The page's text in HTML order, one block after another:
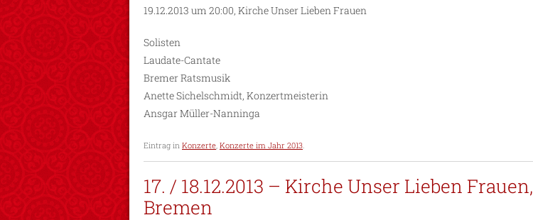
19.12.2013 um 20:00, Kirche Unser Lieben Frauen
Solisten
Laudate-Cantate
Bremer Ratsmusik
Anette Sichelschmidt, Konzertmeisterin
Ansgar Müller-Nanninga
Eintrag in Konzerte, Konzerte im Jahr 2013.
17. / 18.12.2013 – Kirche Unser Lieben Frauen,
Bremen